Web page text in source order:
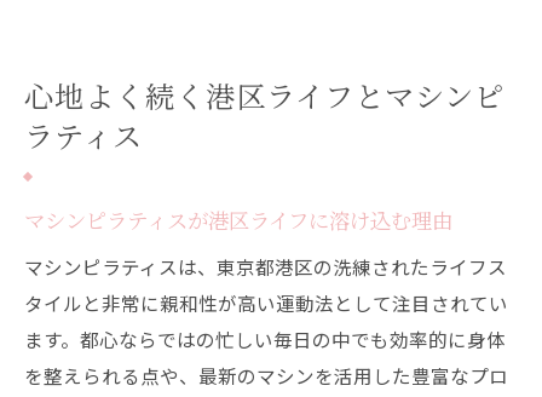
心地よく続く港区ライフとマシンピ
ラティス
マシンピラティスが港区ライフに溶け込む理由
マシンピラティスは、東京都港区の洗練されたライフス
タイルと非常に親和性が高い運動法として注目されてい
ます。都心ならではの忙しい毎日の中でも効率的に身体
を整えられる点や、最新のマシンを活用した豊富なプロ